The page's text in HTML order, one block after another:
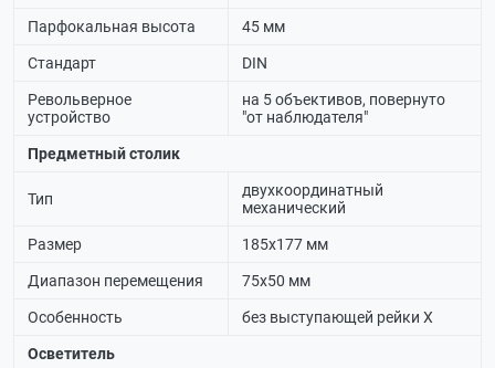
Парфокальная высота 45 мм
Стандарт DIN
Револьверное
устройство
на 5 объективов, повернуто
"от наблюдателя"
Предметный столик
Тип
двухкоординатный
механический
Размер 185х177 мм
Диапазон перемещения 75х50 мм
Особенность без выступающей рейки Х
Осветитель